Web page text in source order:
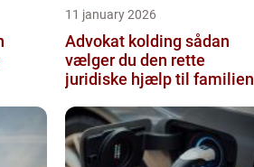
11 january 2026
Advokat kolding sådan
vælger du den rette
juridiske hjælp til familien